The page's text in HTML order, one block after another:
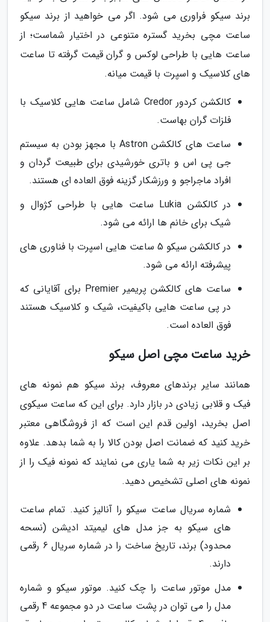
برند سیکو فراوری می شود. اگر می خواهید از برند سیکو
ساعت مچی بخرید گستره متنوعی در اختیار شماست؛ از
ساعت هایی با طراحی لوکس و گران قیمت گرفته تا ساعت
های کلاسیک و اسپرت با قیمت میانه.
کالکشن کردور Credor شامل ساعت هایی کلاسیک با
فلزات گران بهاست.
ساعت های کالکشن Astron با مجهز بودن به سیستم
جی پی اس و باتری خورشیدی برای طبیعت گردان و
افراد ماجراجو و ورزشکار گزینه فوق العاده ای هستند.
در کالکشن Lukia ساعت هایی با طراحی کژوال و
شیک برای خانم ها ارائه می شود.
در کالکشن سیکو 5 ساعت هایی اسپرت با فناوری های
پیشرفته ارائه می شود.
ساعت های کالکشن پریمیر Premier برای آقایانی که
در پی ساعت هایی باکیفیت، شیک و کلاسیک هستند
فوق العاده است.
خرید ساعت مچی اصل سیکو
همانند سایر برندهای معروف، برند سیکو هم نمونه های
فیک و قلابی زیادی در بازار دارد. برای این که ساعت سیکوی
اصل بخرید، اولین قدم این است که از فروشگاهی معتبر
خرید کنید که ضمانت اصل بودن کالا را به شما بدهد. علاوه
بر این نکات زیر به شما یاری می نمایند که نمونه فیک را از
نمونه های اصلی تشخیص دهید.
شماره سریال ساعت سیکو را آنالیز کنید. تمام ساعت
های سیکو به جز مدل های لیمیتد ادیشن (نسحه
محدود) برند، تاریخ ساخت را در شماره سریال 6 رقمی
دارند.
مدل موتور ساعت را چک کنید. موتور سیکو و شماره
مدل را می توان در پشت ساعت در دو مجموعه 4 رقمی